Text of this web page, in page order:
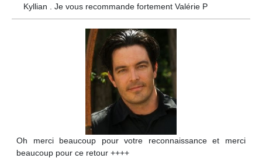
Kyllian . Je vous recommande fortement Valérie P
Oh merci beaucoup pour votre reconnaissance et merci
beaucoup pour ce retour ++++